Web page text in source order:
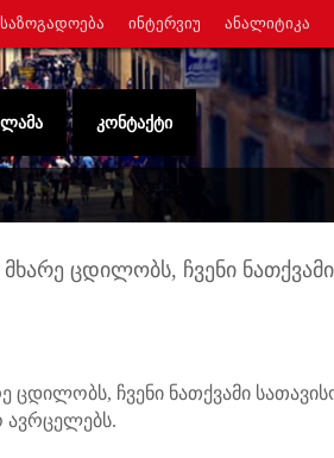
ᲡᲐᲖᲝᲒᲐᲓᲝᲔᲑᲐ ᲘᲜᲢᲔᲠᲕᲘᲣ ᲐᲜᲐᲚᲘᲢᲘᲙᲐ
ᲙᲝᲜᲢᲐᲥᲢᲘ
ცდილობს, ჩვენი ნათქვამი
ცდილობს, ჩვენი ნათქვამი
ავრცელებს.